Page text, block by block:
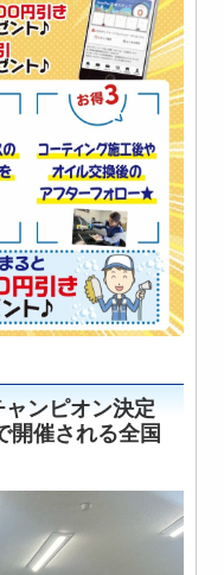
ンピオン決定
開催される全国